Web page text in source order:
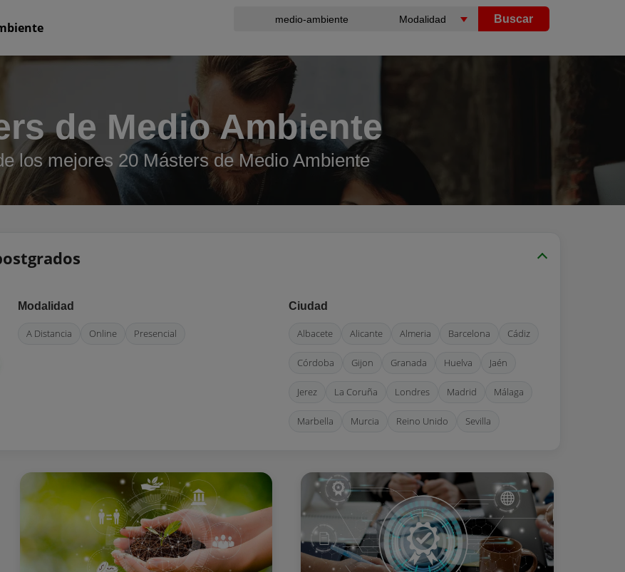
Buscar
de Medio Ambiente
los mejores 20 Másters de Medio Ambiente
Modalidad
A Distancia Online Presencial
Ciudad
Albacete Alicante Almeria Barcelona Cádiz
Córdoba Gijon Granada Huelva Jaén
Jerez La Coruña Londres Madrid Málaga
Marbella Murcia Reino Unido Sevilla